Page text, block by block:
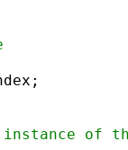
of